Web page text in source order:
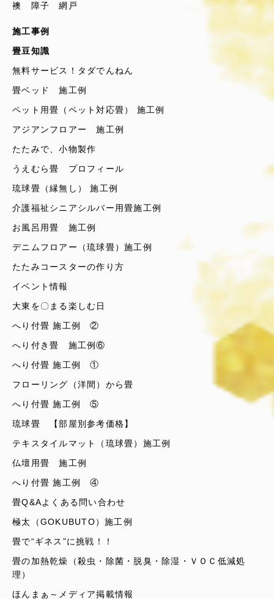
襖 障子 網戸
施工事例
畳豆知識
無料サービス！タダでんねん
畳ベッド 施工例
ペット用畳（ペット対応畳） 施工例
アジアンフロアー 施工例
たたみで、小物製作
うえむら畳 プロフィール
琉球畳（縁無し） 施工例
介護福祉シニアシルバー用畳施工例
お風呂用畳 施工例
デニムフロアー（琉球畳）施工例
たたみコースターの作り方
イベント情報
大東を〇まる楽しむ日
へり付畳 施工例 ②
へり付き畳 施工例⑥
へり付畳 施工例 ①
フローリング（洋間）から畳
へり付畳 施工例 ⑤
琉球畳 【部屋別参考価格】
テキスタイルマット（琉球畳）施工例
仏壇用畳 施工例
へり付畳 施工例 ④
畳Q&Aよくある問い合わせ
極太（GOKUBUTO）施工例
畳で“ギネス”に挑戦！！
畳の加熱乾燥（殺虫・除菌・脱臭・除湿・ＶＯＣ低減処
理）
ほんまぁ～メディア掲載情報